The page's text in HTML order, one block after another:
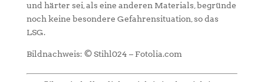
und härter sei, als eine anderen Materials, begründe
noch keine besondere Gefahrensituation, so das
LSG.
Bildnachweis: © Stihl024 – Fotolia.com